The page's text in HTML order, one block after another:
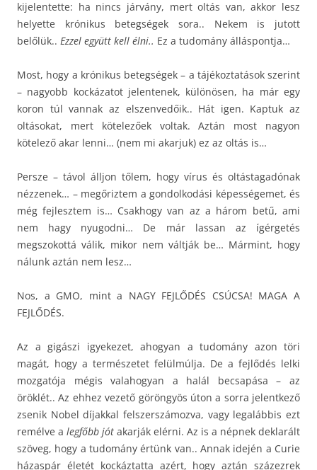
kijelentette: ha nincs járvány, mert oltás van, akkor lesz
helyette krónikus betegségek sora.. Nekem is jutott
belőlük.. Ezzel együtt kell élni.. Ez a tudomány álláspontja…
Most, hogy a krónikus betegségek – a tájékoztatások szerint
– nagyobb kockázatot jelentenek, különösen, ha már egy
koron túl vannak az elszenvedőik.. Hát igen. Kaptuk az
oltásokat, mert kötelezőek voltak. Aztán most nagyon
kötelező akar lenni… (nem mi akarjuk) ez az oltás is…
Persze – távol álljon tőlem, hogy vírus és oltástagadónak
nézzenek… – megőriztem a gondolkodási képességemet, és
még fejlesztem is… Csakhogy van az a három betű, ami
nem hagy nyugodni… De már lassan az ígérgetés
megszokottá válik, mikor nem váltják be… Mármint, hogy
nálunk aztán nem lesz…
Nos, a GMO, mint a NAGY FEJLŐDÉS CSÚCSA! MAGA A
FEJLŐDÉS.
Az a gigászi igyekezet, ahogyan a tudomány azon töri
magát, hogy a természetet felülmúlja. De a fejlődés lelki
mozgatója mégis valahogyan a halál becsapása – az
öröklét.. Az ehhez vezető göröngyös úton a sorra jelentkező
zsenik Nobel díjakkal felszerszámozva, vagy legalábbis ezt
remélve a legfőbb jót akarják elérni. Az is a népnek deklarált
szöveg, hogy a tudomány értünk van.. Annak idején a Curie
házaspár életét kockáztatta azért, hogy aztán százezrek